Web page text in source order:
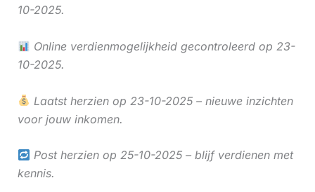
10-2025.
Online verdienmogelijkheid gecontroleerd op 23-
10-2025.
Laatst herzien op 23-10-2025 – nieuwe inzichten
voor jouw inkomen.
Post herzien op 25-10-2025 – blijf verdienen met
kennis.